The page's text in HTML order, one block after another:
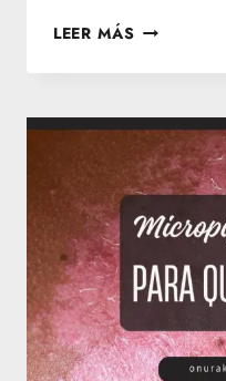
LEER MÁS CAMBIO
COLOR
PIGMENTO